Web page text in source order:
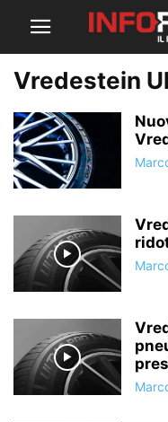
Vredestein